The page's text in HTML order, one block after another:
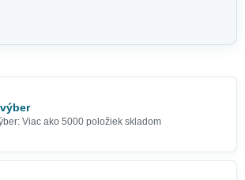
Viac ako 5000 položiek skladom